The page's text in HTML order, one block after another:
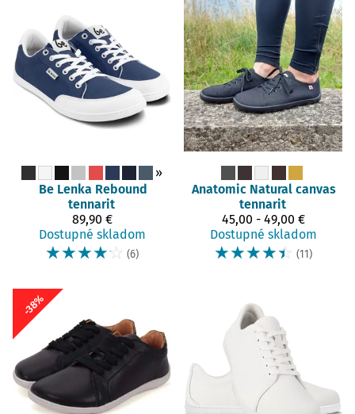
»
Be Lenka Rebound
tennarit
89,90 €
Dostupné skladom
☆☆☆☆☆ (6)
Anatomic Natural canvas
tennarit
45,00 - 49,00 €
Dostupné skladom
☆☆☆☆☆ (11)
-38%